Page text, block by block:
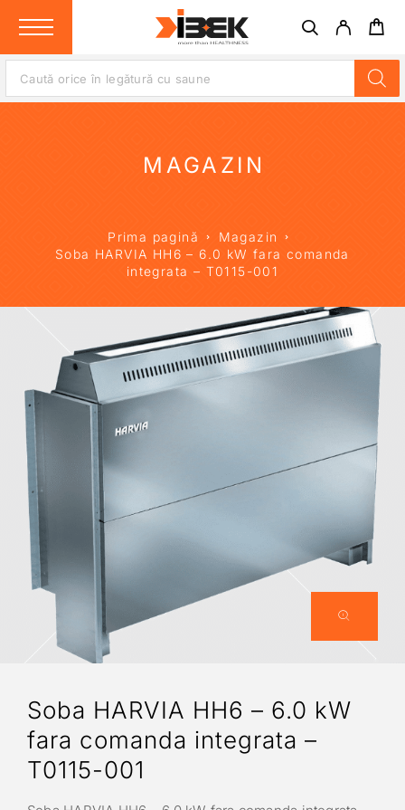
MAGAZIN
Prima pagină
Magazin
Soba HARVIA HH6 – 6.0 kW fara comanda
integrata – T0115-001
Soba HARVIA HH6 – 6.0 kW
fara comanda integrata –
T0115-001